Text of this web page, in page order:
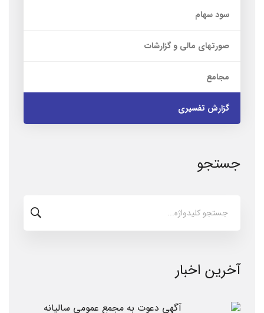
سود سهام
صورتهای مالی و گزارشات
مجامع
گزارش تفسیری
جستجو
برای:
آخرین اخبار
آگهی دعوت به مجمع عمومی سالیانه